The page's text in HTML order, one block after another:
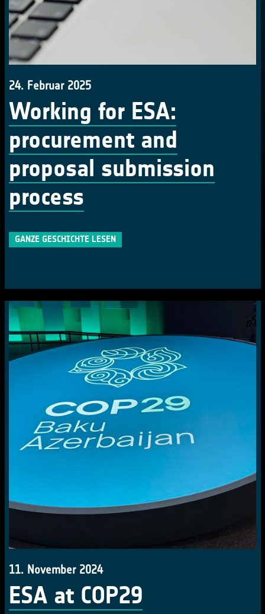
24. Februar 2025
Working for ESA:
procurement and
proposal submission
process
GANZE GESCHICHTE LESEN
11. November 2024
ESA at COP29